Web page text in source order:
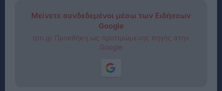
Μείνετε συνδεδεμένοι μέσω των Ειδήσεων
Google
rpn.gr Προσθήκη ως προτιμώμενης πηγής στην
Google